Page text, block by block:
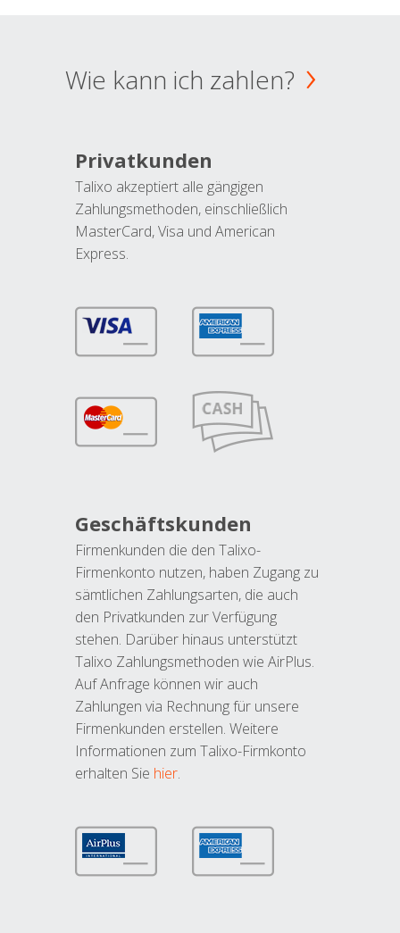
Wie kann ich zahlen?
Privatkunden
Talixo akzeptiert alle gängigen
Zahlungsmethoden, einschließlich
MasterCard, Visa und American
Express.
Geschäftskunden
Firmenkunden die den Talixo-
Firmenkonto nutzen, haben Zugang zu
sämtlichen Zahlungsarten, die auch
den Privatkunden zur Verfügung
stehen. Darüber hinaus unterstützt
Talixo Zahlungsmethoden wie AirPlus.
Auf Anfrage können wir auch
Zahlungen via Rechnung für unsere
Firmenkunden erstellen. Weitere
Informationen zum Talixo-Firmkonto
erhalten Sie hier.